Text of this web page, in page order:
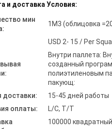
и доставка Условия:
мин
1M3 (облицовка
USD 2- 15 / Per
Внутри паллета:
созданный
полиэтиленовым
пакующ:
доставки:
15-45 дней работы
оплаты:
L/C, T/T
100000